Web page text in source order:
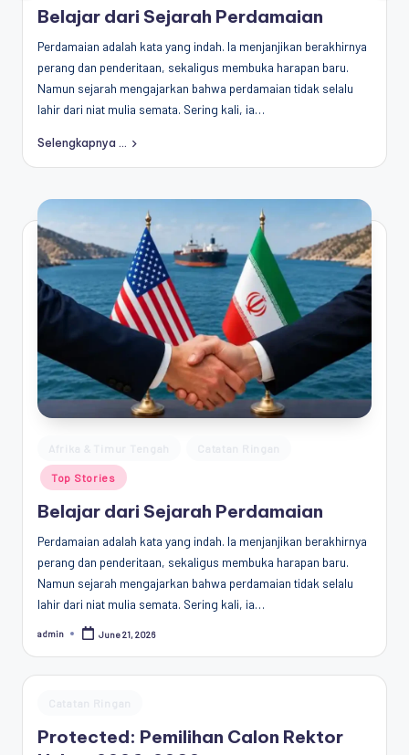
(CPCD)
Hasanuddin,
Penggiat
Komunitas
Akademik
Diplomasi
Belajar dari Sejarah Perdamaian
Perdamaian adalah kata yang indah. Ia menjanjikan berakhirnya
perang dan penderitaan, sekaligus membuka harapan baru.
Namun sejarah mengajarkan bahwa perdamaian tidak selalu
lahir dari niat mulia semata. Sering kali, ia…
Selengkapnya ...
in
Top Stories
Belajar dari Sejarah Perdamaian
Perdamaian adalah kata yang indah. Ia menjanjikan berakhirnya
perang dan penderitaan, sekaligus membuka harapan baru.
Namun sejarah mengajarkan bahwa perdamaian tidak selalu
lahir dari niat mulia semata. Sering kali, ia…
Posted
admin June 21, 2026
Protected: Pemilihan Calon Rektor